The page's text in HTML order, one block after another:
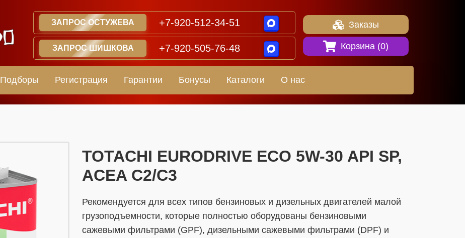
ЗАПРОС ОСТУЖЕВА +7-920-512-34-51
ЗАПРОС ШИШКОВА +7-920-505-76-48
Заказы
Корзина (0)
Подборы Регистрация Гарантии Бонусы Каталоги О нас
​​​​TOTACHI EURODRIVE ECO 5W-30 API SP,
ACEA C2/C3
Рекомендуется для всех типов бензиновых и дизельных двигателей малой
грузоподъемности, которые полностью оборудованы бензиновыми
сажевыми фильтрами (GPF), дизельными сажевыми фильтрами (DPF) и